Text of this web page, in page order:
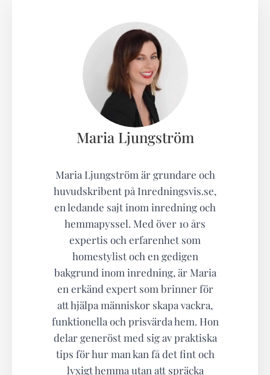
Maria Ljungström
Maria Ljungström är grundare och
huvudskribent på Inredningsvis.se,
en ledande sajt inom inredning och
hemmapyssel. Med över 10 års
expertis och erfarenhet som
homestylist och en gedigen
bakgrund inom inredning, är Maria
en erkänd expert som brinner för
att hjälpa människor skapa vackra,
funktionella och prisvärda hem. Hon
delar generöst med sig av praktiska
tips för hur man kan få det fint och
lyxigt hemma utan att spräcka